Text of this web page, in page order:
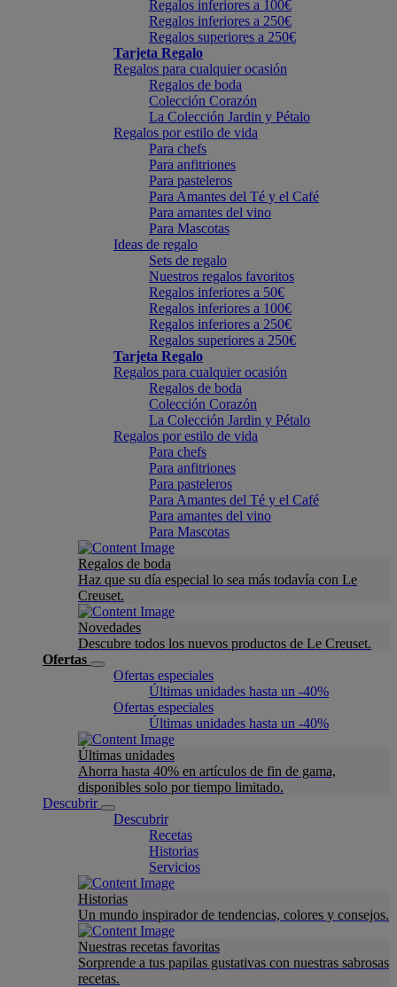
Regalos inferiores a 100€
Regalos inferiores a 250€
Regalos superiores a 250€
Tarjeta Regalo
Regalos para cualquier ocasión
Regalos de boda
Colección Corazón
La Colección Jardin y Pétalo
Regalos por estilo de vida
Para chefs
Para anfitriones
Para pasteleros
Para Amantes del Té y el Café
Para amantes del vino
Para Mascotas
Ideas de regalo
Sets de regalo
Nuestros regalos favoritos
Regalos inferiores a 50€
Regalos inferiores a 100€
Regalos inferiores a 250€
Regalos superiores a 250€
Tarjeta Regalo
Regalos para cualquier ocasión
Regalos de boda
Colección Corazón
La Colección Jardin y Pétalo
Regalos por estilo de vida
Para chefs
Para anfitriones
Para pasteleros
Para Amantes del Té y el Café
Para amantes del vino
Para Mascotas
Regalos de boda
Haz que su día especial lo sea más todavía con Le
Creuset.
Novedades
Descubre todos los nuevos productos de Le Creuset.
Ofertas
Ofertas especiales
Últimas unidades hasta un -40%
Ofertas especiales
Últimas unidades hasta un -40%
Últimas unidades
Ahorra hasta 40% en artículos de fin de gama,
disponibles solo por tiempo limitado.
Descubrir
Descubrir
Recetas
Historias
Servicios
Historias
Un mundo inspirador de tendencias, colores y consejos.
Nuestras recetas favoritas
Sorprende a tus papilas gustativas con nuestras sabrosas
recetas.